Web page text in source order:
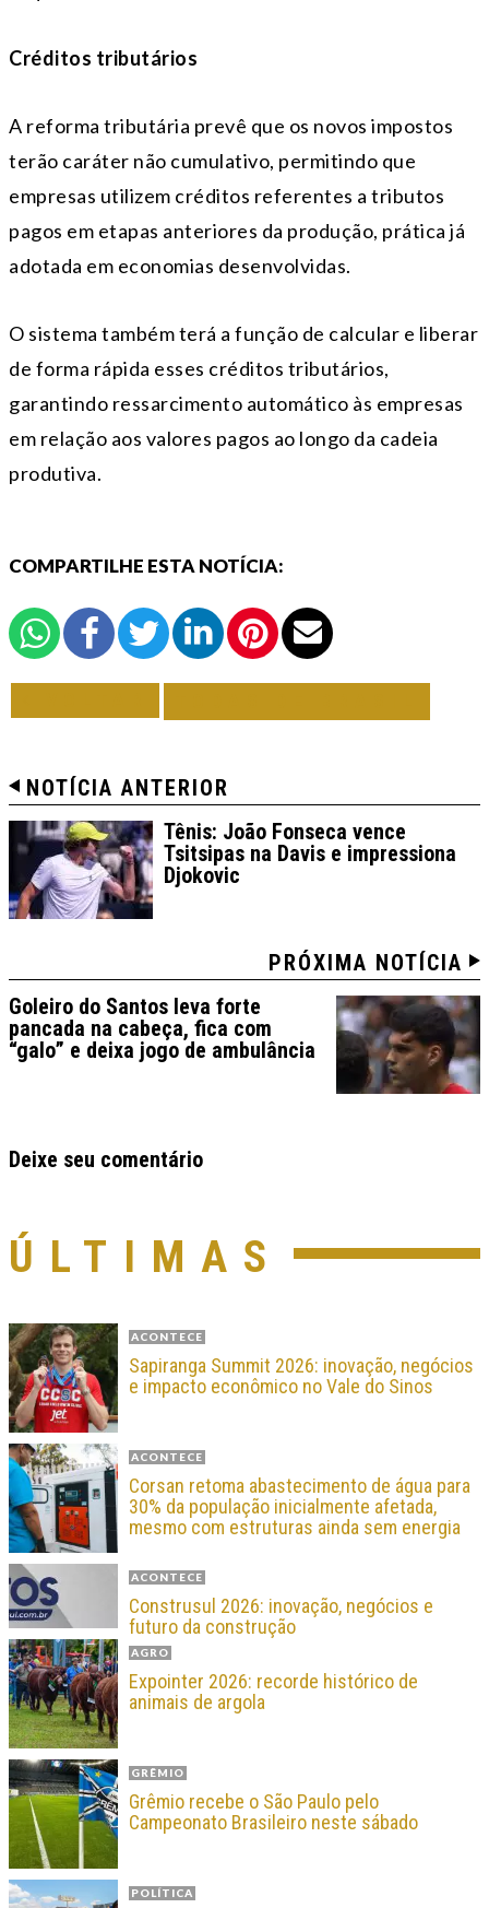
Créditos tributários
A reforma tributária prevê que os novos impostos
terão caráter não cumulativo, permitindo que
empresas utilizem créditos referentes a tributos
pagos em etapas anteriores da produção, prática já
adotada em economias desenvolvidas.
O sistema também terá a função de calcular e liberar
de forma rápida esses créditos tributários,
garantindo ressarcimento automático às empresas
em relação aos valores pagos ao longo da cadeia
produtiva.
COMPARTILHE ESTA NOTÍCIA:
NOTÍCIA ANTERIOR
Tênis: João Fonseca vence
Tsitsipas na Davis e impressiona
Djokovic
PRÓXIMA NOTÍCIA
Goleiro do Santos leva forte
pancada na cabeça, fica com
“galo” e deixa jogo de ambulância
Deixe seu comentário
ÚLTIMAS
ACONTECE
Sapiranga Summit 2026: inovação, negócios
e impacto econômico no Vale do Sinos
ACONTECE
Corsan retoma abastecimento de água para
30% da população inicialmente afetada,
mesmo com estruturas ainda sem energia
ACONTECE
Construsul 2026: inovação, negócios e
futuro da construção
AGRO
Expointer 2026: recorde histórico de
animais de argola
GRÊMIO
Grêmio recebe o São Paulo pelo
Campeonato Brasileiro neste sábado
POLÍTICA